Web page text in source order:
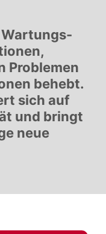
Problemen
behebt.
sich auf
und bringt
neue